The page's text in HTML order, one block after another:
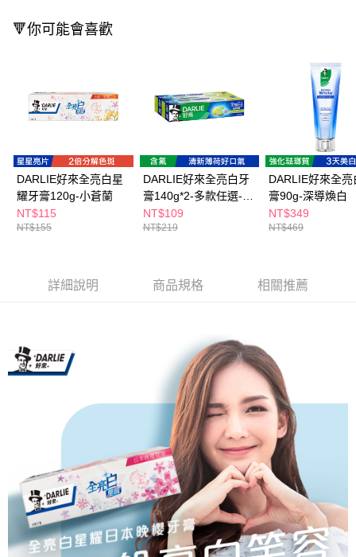
購買商品的店家。未經商家同意取消之訂單仍視為有效，需透過AFTEE先享
後付繳納相關費用。
是否繳費成功／繳費後需取消欲退款等相關疑問，請聯繫「AFTEE先享後付
【注意事項】
１．透過由恩沛科技股份有限公司提供之「AFTEE先享後付」服務完成之交
易，需依本服務之必要範圍內提供個人資料，並將交易相關給付款項請求債
２．關於個人資料處理事宜，請瀏覽以下網址：
https://aftee.tw/terms/#terms3
３．未成年的使用者請事先徵得法定代理人或監護人之同意方可使用
「AFTEE先享後付」，若未經同意申辦者引起之損失，本公司不負相關責
任。
５．嚴禁一人註冊多個帳號或使用他人資訊註冊。若發現惡意使用之情形，
恩沛科技股份有限公司將有權停止該用戶之使用額度並採取法律行動。
每筆NT$65，滿NT$490(含以上)免運費
7-11取貨付款
每筆NT$65，滿NT$490(含以上)免運費
付款後7-11取貨
每筆NT$65，滿NT$490(含以上)免運費
宅配(本島)
每筆NT$100，滿NT$790(含以上)免運費
每筆NT$80，滿NT$290(含以上)免運費
🔻你可能會喜歡
DARLIE好來全亮白星
耀牙膏120g-小蒼蘭
NT$115
NT$155
DARLIE好來全亮白牙
膏140g*2-多款任選-款
式隨機
NT$109
NT$219
DARLIE好來全亮
膏90g-深導煥白
NT$349
NT$469
詳細說明 商品規格 相關推薦